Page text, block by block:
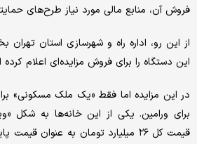
فروش آن، منابع مالی مورد نیاز طرح‌های
از این رو، اداره راه و شهرسازی استان تهران
این دستگاه را برای فروش مزایده‌ای اعلام
در این مزایده اما فقط «یک ملک مسکونی»
برای ورامین. یکی از این خانه‌ها به شکل
قیمت کل ۲۶ میلیارد تومان به عنوان